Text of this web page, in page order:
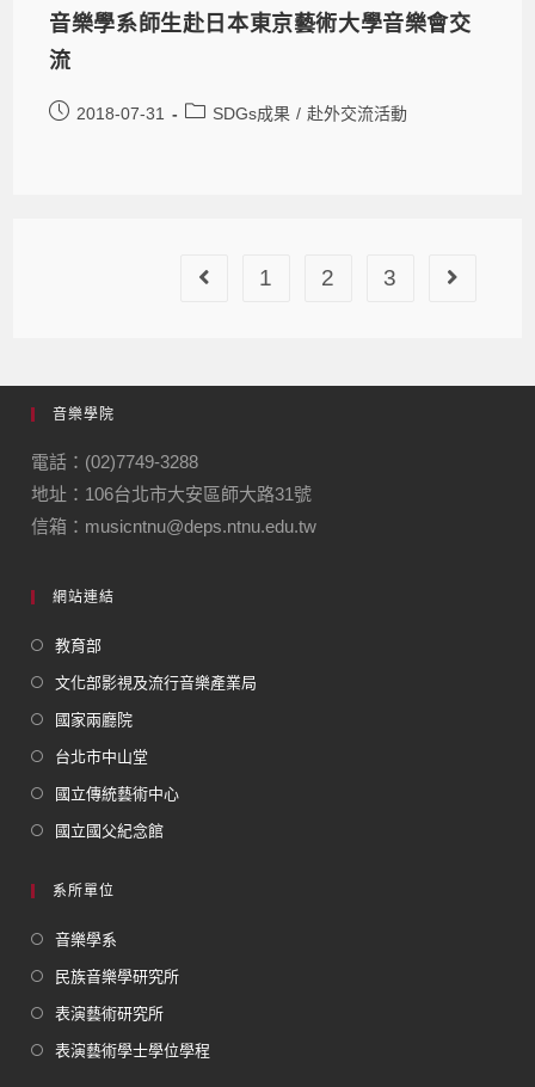
音樂學系師生赴日本東京藝術大學音樂會交
流
2018-07-31 SDGs成果 / 赴外交流活動
1 2 3
音樂學院
電話：(02)7749-3288
地址：106台北市大安區師大路31號
信箱：musicntnu@deps.ntnu.edu.tw
網站連結
教育部
文化部影視及流行音樂產業局
國家兩廳院
台北市中山堂
國立傳統藝術中心
國立國父紀念館
系所單位
音樂學系
民族音樂學研究所
表演藝術研究所
表演藝術學士學位學程